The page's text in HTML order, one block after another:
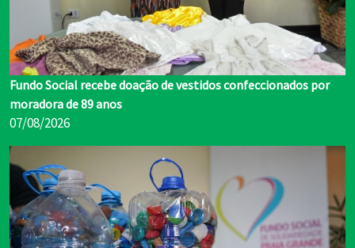
Fundo Social recebe doação de vestidos confeccionados por
moradora de 89 anos
07/08/2026